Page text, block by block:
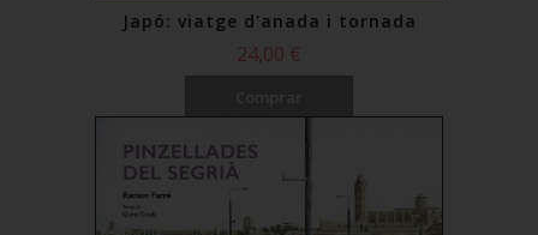
Japó: viatge d'anada i tornada
24,00 €